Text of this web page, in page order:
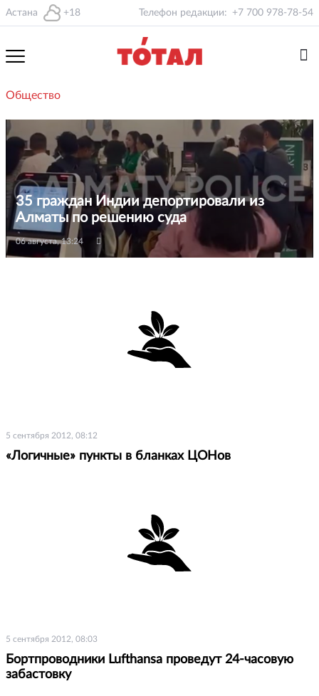
Астана +18 Телефон редакции: +7 700 978-78-54
Общество
35 граждан Индии депортировали из
Алматы по решению суда
06 августа, 13:24
5 сентября 2012, 08:12
«Логичные» пункты в бланках ЦОНов
5 сентября 2012, 08:03
Бортпроводники Lufthansa проведут 24-часовую
забастовку